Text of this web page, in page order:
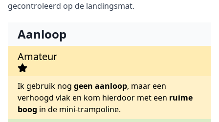
gecontroleerd op de landingsmat.
Aanloop
Amateur
Ik gebruik nog geen aanloop, maar een
verhoogd vlak en kom hierdoor met een ruime
boog in de mini-trampoline.